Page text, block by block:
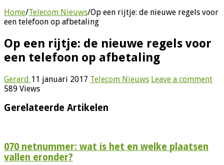
Home/Telecom Nieuws/Op een rijtje: de nieuwe regels voor
een telefoon op afbetaling
Op een rijtje: de nieuwe regels voor
een telefoon op afbetaling
Gerard 11 januari 2017 Telecom Nieuws Leave a comment
589 Views
Gerelateerde Artikelen
070 netnummer: wat is het en welke plaatsen
vallen eronder?